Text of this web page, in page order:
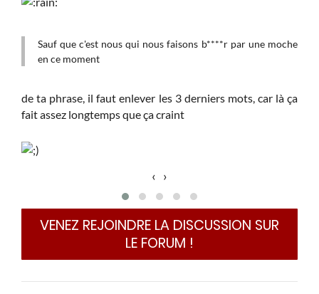
Sauf que c'est nous qui nous faisons b****r par une moche
en ce moment
de ta phrase, il faut enlever les 3 derniers mots, car là ça
fait assez longtemps que ça craint
‹ ›
VENEZ REJOINDRE LA DISCUSSION SUR
LE FORUM !